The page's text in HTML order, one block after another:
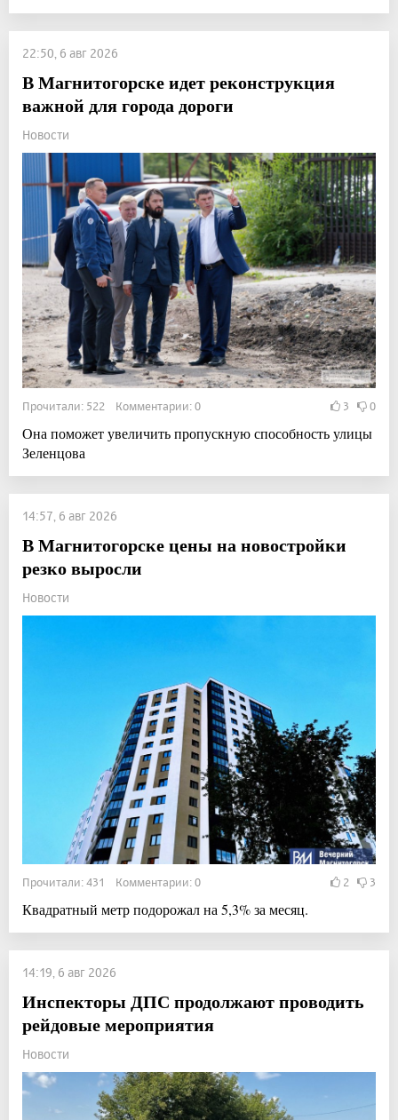
22:50, 6 авг 2026
В Магнитогорске идет реконструкция
важной для города дороги
Новости
Прочитали: 522 Комментарии: 0 3 0
Она поможет увеличить пропускную способность улицы
Зеленцова
14:57, 6 авг 2026
В Магнитогорске цены на новостройки
резко выросли
Новости
Прочитали: 431 Комментарии: 0 2 3
Квадратный метр подорожал на 5,3% за месяц.
14:19, 6 авг 2026
Инспекторы ДПС продолжают проводить
рейдовые мероприятия
Новости